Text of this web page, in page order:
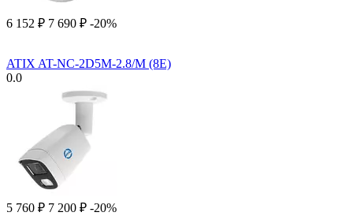
6 152 ₽ 7 690 ₽ -20%
ATIX AT-NC-2D5M-2.8/M (8E)
0.0
5 760 ₽ 7 200 ₽ -20%